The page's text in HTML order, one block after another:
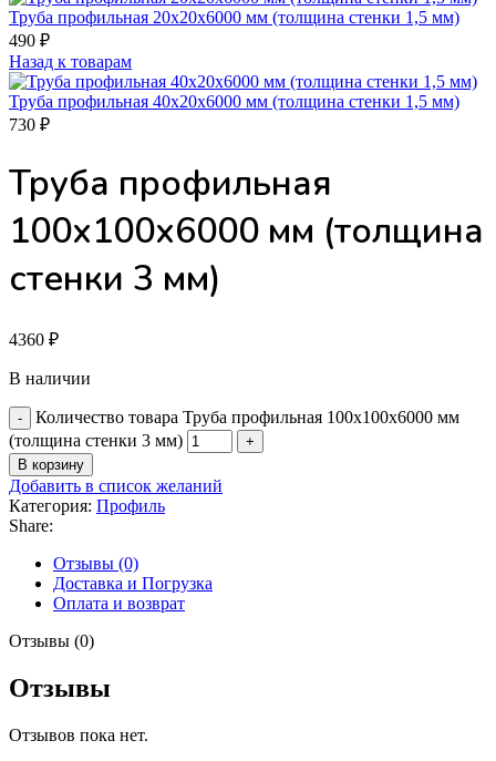
Труба профильная 20х20х6000 мм (толщина стенки 1,5 мм)
490 ₽
Назад к товарам
Труба профильная 40х20х6000 мм (толщина стенки 1,5 мм)
730 ₽
Труба профильная
100х100х6000 мм (толщина
стенки 3 мм)
4360 ₽
В наличии
Количество товара Труба профильная 100х100х6000 мм
(толщина стенки 3 мм)
В корзину
Добавить в список желаний
Категория: Профиль
Share:
Отзывы (0)
Доставка и Погрузка
Оплата и возврат
Отзывы (0)
Отзывы
Отзывов пока нет.